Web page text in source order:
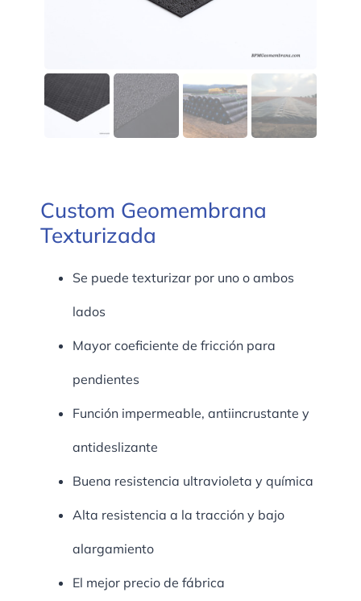
Custom Geomembrana
Texturizada
Se puede texturizar por uno o ambos
lados
Mayor coeficiente de fricción para
pendientes
Función impermeable, antiincrustante y
antideslizante
Buena resistencia ultravioleta y química
Alta resistencia a la tracción y bajo
alargamiento
El mejor precio de fábrica